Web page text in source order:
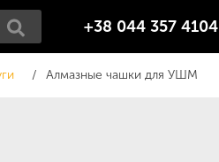
+38 044 357 4104
Алмазные чашки для УШМ